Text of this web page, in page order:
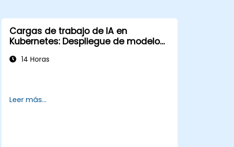
Cargas de trabajo de IA en
Kubernetes: Despliegue de modelos
14 Horas
Leer más...